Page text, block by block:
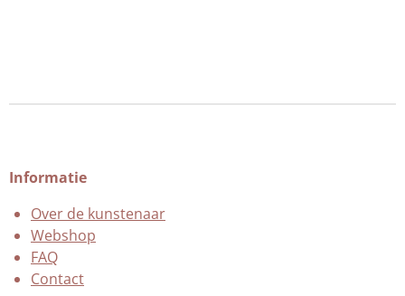
Informatie
Over de kunstenaar
Webshop
FAQ
Contact